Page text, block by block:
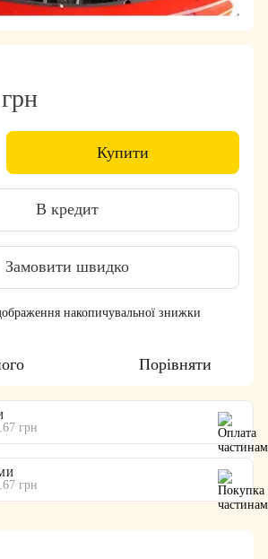
Купити
В кредит
Замовити швидко
накопичувальної знижки
Порівняти
грн
грн